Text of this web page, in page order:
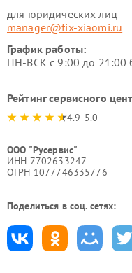
для юридических лиц
manager@fix-xiaomi.ru
График работы:
ПН-ВСК с 9:00 до 21:00
Рейтинг сервисного
4.9-5.0
ООО "Русервис"
ИНН 7702633247
ОГРН 1077746335776
Поделиться в соц. сетях: